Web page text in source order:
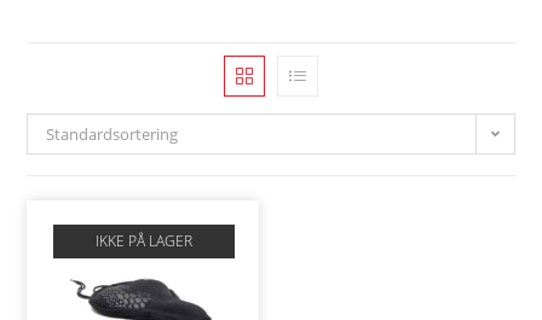
Standardsortering
IKKE PÅ LAGER